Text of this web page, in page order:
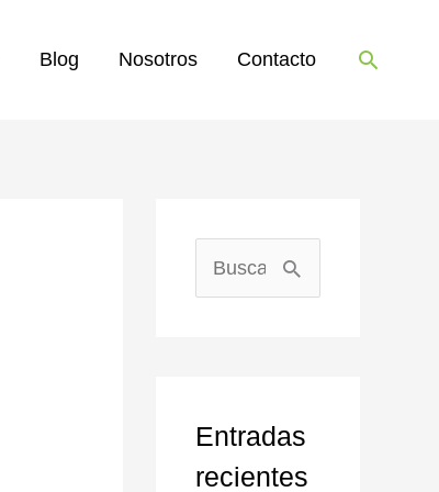
Blog Nosotros Contacto Buscar
a
r
Entradas
recientes